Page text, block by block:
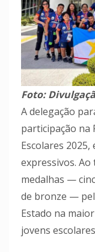
Foto:
A delegação
participação na
Escolares 2025,
expressivos.
medalhas —
de bronze —
Estado na
jovens